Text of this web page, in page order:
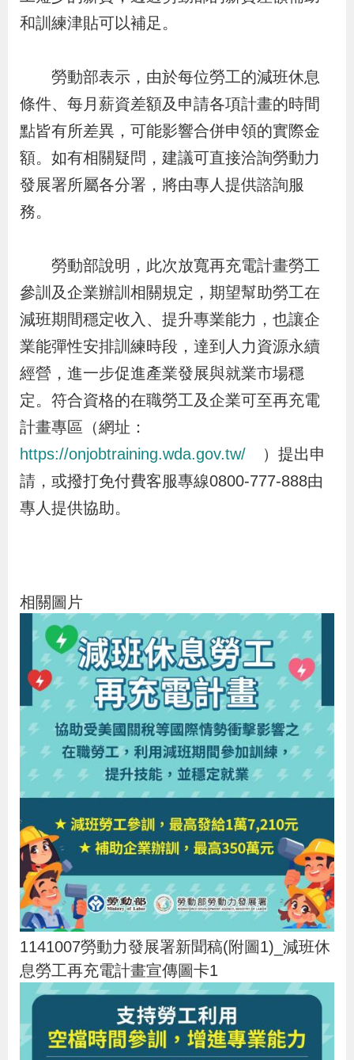
貪
通
位
置
圖
和訓練津貼可以補足。
勞動部表示，由於每位勞工的減班休息
條件、每月薪資差額及申請各項計畫的時間
點皆有所差異，可能影響合併申領的實際金
額。如有相關疑問，建議可直接洽詢勞動力
發展署所屬各分署，將由專人提供諮詢服
務。
勞動部說明，此次放寬再充電計畫勞工
參訓及企業辦訓相關規定，期望幫助勞工在
減班期間穩定收入、提升專業能力，也讓企
業能彈性安排訓練時段，達到人力資源永續
經營，進一步促進產業發展與就業市場穩
定。符合資格的在職勞工及企業可至再充電
計畫專區（網址：
https://onjobtraining.wda.gov.tw/
）提出申
請，或撥打免付費客服專線0800-777-888由
專人提供協助。
相關圖片
1141007勞動力發展署新聞稿(附圖1)_減班休
息勞工再充電計畫宣傳圖卡1